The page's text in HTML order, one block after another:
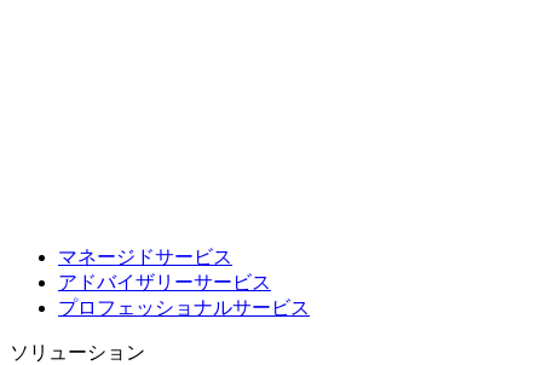
マネージドサービス
アドバイザリーサービス
プロフェッショナルサービス
ソリューション